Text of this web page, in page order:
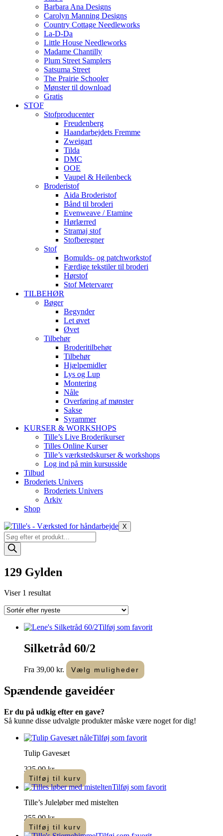
Barbara Ana Designs
Carolyn Manning Designs
Country Cottage Needleworks
La-D-Da
Little House Needleworks
Madame Chantilly
Plum Street Samplers
Satsuma Street
The Prairie Schooler
Mønster til download
Gratis
STOF
Stofproducenter
Freudenberg
Haandarbejdets Fremme
Zweigart
Tilda
DMC
OOE
Vaupel & Heilenbeck
Broderistof
Aida Broderistof
Bånd til broderi
Evenweave / Etamine
Hørlærred
Stramaj stof
Stofberegner
Stof
Bomulds- og patchworkstof
Færdige tekstiler til broderi
Hørstof
Stof Metervarer
TILBEHØR
Bøger
Begynder
Let øvet
Øvet
Tilbehør
Broderitilbehør
Tilbehør
Hjælpemidler
Lys og Lup
Montering
Nåle
Overføring af mønster
Sakse
Syrammer
KURSER & WORKSHOPS
Tille’s Live Broderikurser
Tilles Online Kurser
Tille’s værkstedskurser & workshops
Log ind på min kursusside
Tilbud
Broderiets Univers
Broderiets Univers
Arkiv
Shop
X
Products
search
129 Gylden
Viser 1 resultat
Tilføj som favorit
Silketråd 60/2
Fra 39,00 kr. Vælg muligheder
vare
kan
på
Spændende gaveidéer
Er du på udkig efter en gave?
Så kunne disse udvalgte produkter måske være noget for dig!
Tilføj som favorit
Tulip Gavesæt
325,00kr.
Tilføj til kurv
Tilføj som favorit
Tille’s Juleløber med mistelten
255,00kr.
Tilføj til kurv